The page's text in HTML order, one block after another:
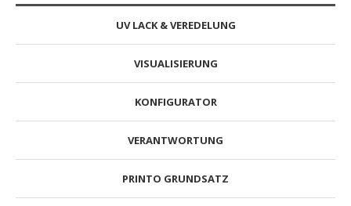
UV LACK & VEREDELUNG
VISUALISIERUNG
KONFIGURATOR
VERANTWORTUNG
PRINTO GRUNDSATZ